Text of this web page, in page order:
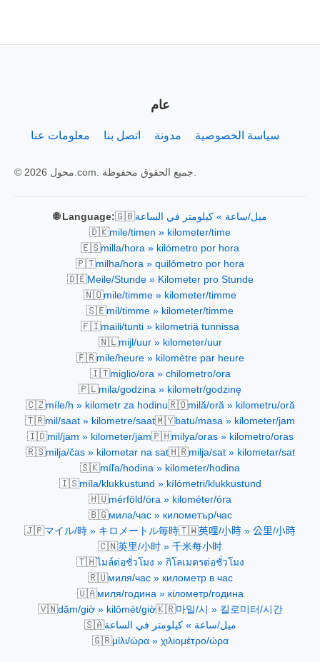
عام
معلومات عنا اتصل بنا مدونة سياسة الخصوصية
🌐 Language:🇬🇧ميل/ساعة » كيلومتر في الساعة
🇩🇰mile/timen » kilometer/time
🇪🇸milla/hora » kilómetro por hora
🇵🇹milha/hora » quilômetro por hora
🇩🇪Meile/Stunde » Kilometer pro Stunde
🇳🇴mile/timme » kilometer/timme
🇸🇪mil/timme » kilometer/timme
🇫🇮maili/tunti » kilometriä tunnissa
🇳🇱mijl/uur » kilometer/uur
🇫🇷mile/heure » kilomètre par heure
🇮🇹miglio/ora » chilometro/ora
🇵🇱mila/godzina » kilometr/godzinę
🇨🇿míle/h » kilometr za hodinu🇷🇴milă/oră » kilometru/oră
🇹🇷mil/saat » kilometre/saat🇲🇾batu/masa » kilometer/jam
🇮🇩mil/jam » kilometer/jam🇵🇭milya/oras » kilometro/oras
🇷🇸milja/čas » kilometar na sat🇭🇷milja/sat » kilometar/sat
🇸🇰míľa/hodina » kilometer/hodina
🇮🇸míla/klukkustund » kílómetri/klukkustund
🇭🇺mérföld/óra » kilométer/óra
🇧🇬мила/час » километър/час
🇯🇵マイル/時 » キロメートル毎時🇹🇼英哩/小時 » 公里/小時
🇨🇳英里/小时 » 千米每小时
🇹🇭ไมล์ต่อชั่วโมง » กิโลเมตรต่อชั่วโมง
🇷🇺миля/час » километр в час
🇺🇦миля/година » кілометр/година
🇻🇳dặm/giờ » kilômét/giờ🇰🇷마일/시 » 킬로미터/시간
🇸🇦ميل/ساعة » كيلومتر في الساعة
🇬🇷μίλι/ώρα » χιλιομέτρο/ώρα